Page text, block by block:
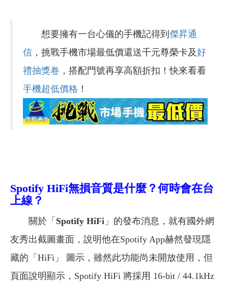
想要擁有一台心儀的手機記得到 傑昇通
信 ，挑戰手機市場最低價還送千元尊榮卡及好
禮抽獎卷 ，搭配門號再享高額折扣！快來看看
手機超低價格 ！
Spotify HiFi無損音質是什麼？何時會在台
上線？
關於「 Spotify HiFi 」的發布消息，就有國外網
友秀出截圖畫面，說明他在Spotify App赫然發現隱
藏的「HiFi」 圖示，雖然此功能尚未開放使用，但
頁面說明顯示，Spotify HiFi 將採用 16-bit / 44.1kHz